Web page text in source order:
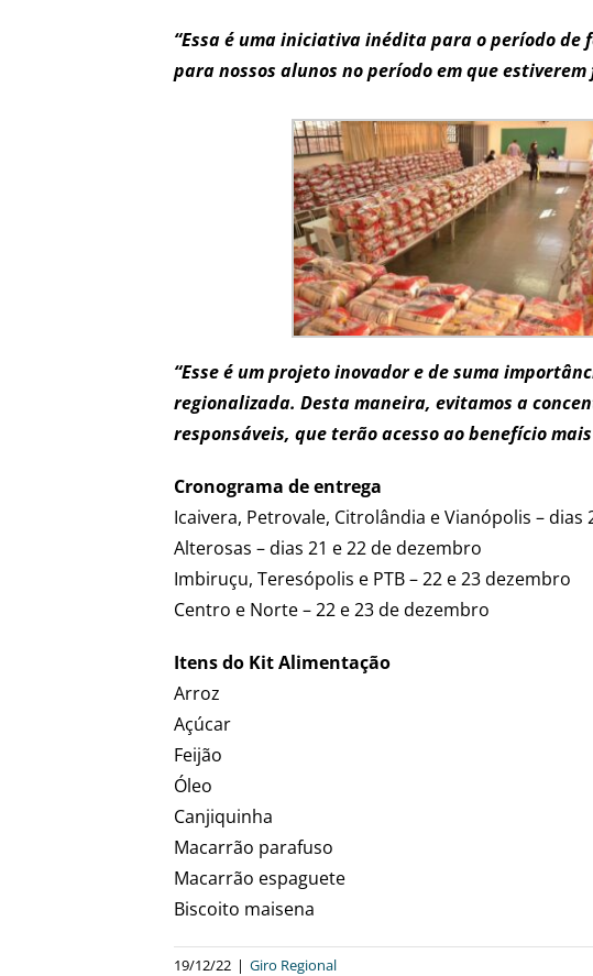
“Essa é uma iniciativa inédita para o período
para nossos alunos no período em que estiverem
“Esse é um projeto inovador e de suma
regionalizada. Desta maneira, evitamos a
responsáveis, que terão acesso ao benefício
Cronograma de entrega
Icaivera, Petrovale, Citrolândia e Vianópolis – dias
Alterosas – dias 21 e 22 de dezembro
Imbiruçu, Teresópolis e PTB – 22 e 23 dezembro
Centro e Norte – 22 e 23 de dezembro
Itens do Kit Alimentação
Arroz
Açúcar
Feijão
Óleo
Canjiquinha
Macarrão parafuso
Macarrão espaguete
Biscoito maisena
19/12/22 | Giro Regional